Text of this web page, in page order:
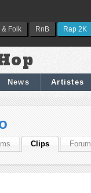
& Folk RnB Rap 2K
News Artistes
Clips Forum